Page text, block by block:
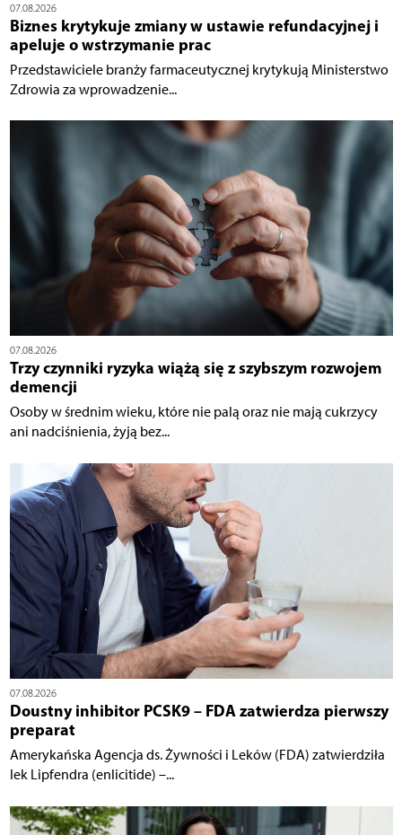
07.08.2026
Biznes krytykuje zmiany w ustawie refundacyjnej i
apeluje o wstrzymanie prac
Przedstawiciele branży farmaceutycznej krytykują Ministerstwo
Zdrowia za wprowadzenie...
07.08.2026
Trzy czynniki ryzyka wiążą się z szybszym rozwojem
demencji
Osoby w średnim wieku, które nie palą oraz nie mają cukrzycy
ani nadciśnienia, żyją bez...
07.08.2026
Doustny inhibitor PCSK9 – FDA zatwierdza pierwszy
preparat
Amerykańska Agencja ds. Żywności i Leków (FDA) zatwierdziła
lek Lipfendra (enlicitide) –...